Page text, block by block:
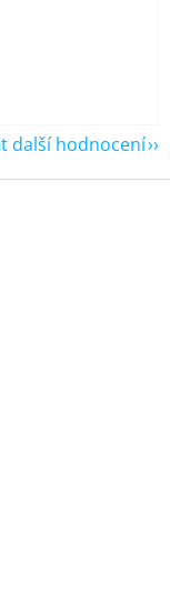
další hodnocení